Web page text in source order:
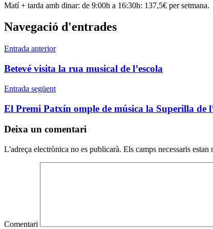
Matí + tarda amb dinar: de 9:00h a 16:30h: 137,5€ per setmana.
Navegació d'entrades
Entrada anterior
Betevé visita la rua musical de l’escola
Entrada següent
El Premi Patxín omple de música la Superilla de
Deixa un comentari
L'adreça electrònica no es publicarà. Els camps necessaris estan
Comentari